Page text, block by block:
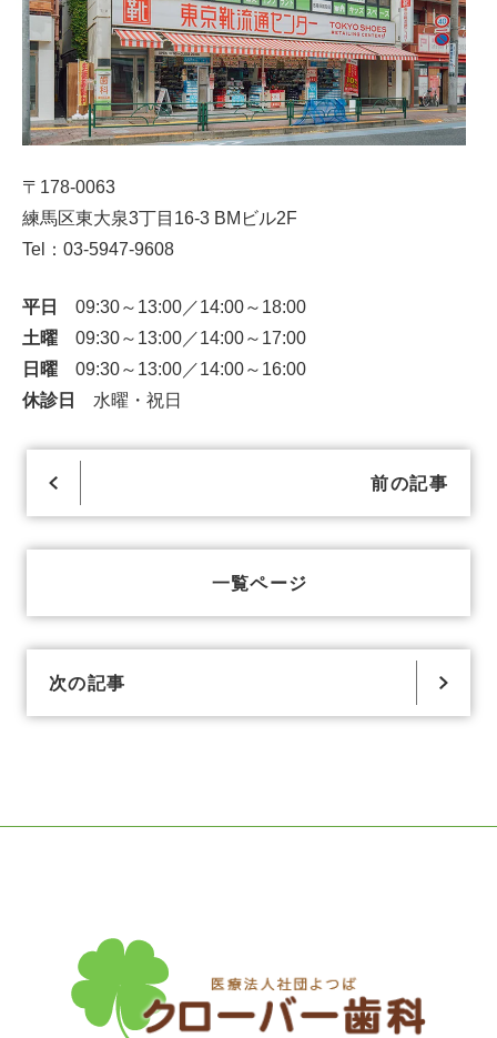
〒178-0063
練馬区東大泉3丁目16-3 BMビル2F
Tel：03-5947-9608
平日
09:30～13:00／14:00～18:00
土曜 09:30～13:00／14:00～17:00
日曜 09:30～13:00／14:00～16:00
休診日
水曜・祝日
前の記事
一覧ページ
次の記事